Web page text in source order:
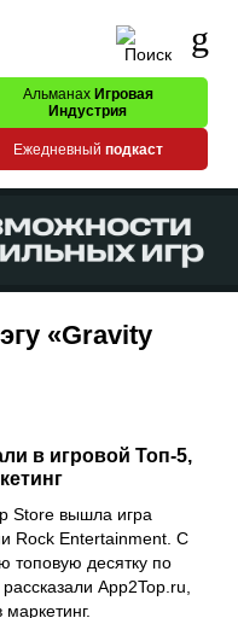
Альманах Игровая
Индустрия
Ежедневный подкаст
«Gravity
в игровой Топ-5,
Store вышла игра
Rock Entertainment. С
топовую десятку по
App2Top.ru,